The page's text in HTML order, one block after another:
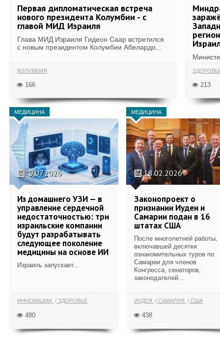
Первая дипломатическая встреча
нового президента Колумбии - с
главой МИД Израиля
Глава МИД Израиля Гидеон Саар встретился
с новым президентом Колумбии Абелардо...
КОЛУМБИЯ
166 213
МЕДИЦИНА
9.07.2026
Из домашнего УЗИ — в
управление сердечной
недостаточностью: три
израильские компании
будут разрабатывать
следующее поколение
медицины на основе ИИ
Израиль запускает...
ИННОВАЦИИ ЗДОРОВЬЕ
480
МЕДИЦИНА
18.02.2026
Законопроект о
признании Иудеи и
Самарии подан в 16
штатах США
После многолетней работы,
включавшей десятки
ознакомительных туров по
Самарии для членов
Конгресса, сенаторов,
законодателей...
ИУДЕЯ САМАРИЯ США
438